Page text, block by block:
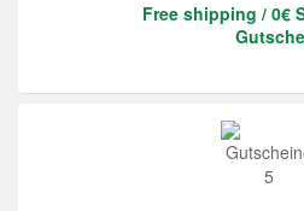
Free shipping / 0€